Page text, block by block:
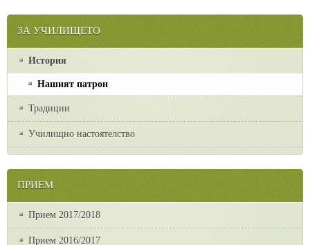
ЗА УЧИЛИЩЕТО
История
Нашият патрон
Традиции
Училищно настоятелство
ПРИЕМ
Прием 2017/2018
Прием 2016/2017